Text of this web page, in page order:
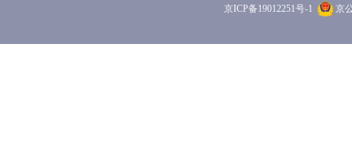
京ICP备19012251号-1
京